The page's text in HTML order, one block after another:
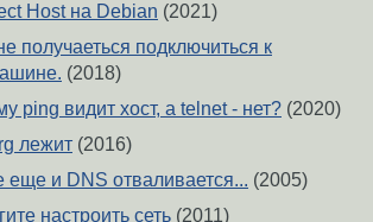
Host на Debian (2021)
получаеться подключиться к
(2018)
ping видит хост, а telnet - нет? (2020)
лежит (2016)
еще и DNS отваливается... (2005)
настроить сеть (2011)